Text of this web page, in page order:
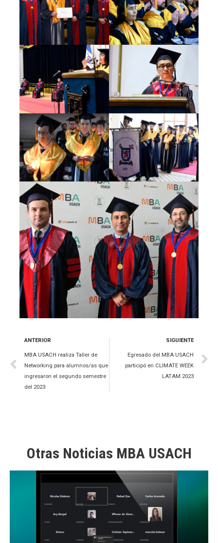
ANTERIOR
MBA USACH realiza Taller de
Networking para alumnos/as que
ingresaron el segundo semestre
del 2023
SIGUIENTE
Egresado del MBA USACH
participó en CLIMATE WEEK
LATAM 2023
Otras Noticias MBA USACH